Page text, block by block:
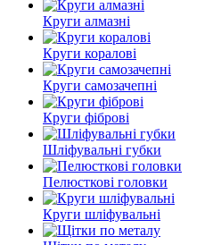
Круги алмазні
Круги коралові
Круги самозачепні
Круги фіброві
Шліфувальні губки
Пелюсткові головки
Круги шліфувальні